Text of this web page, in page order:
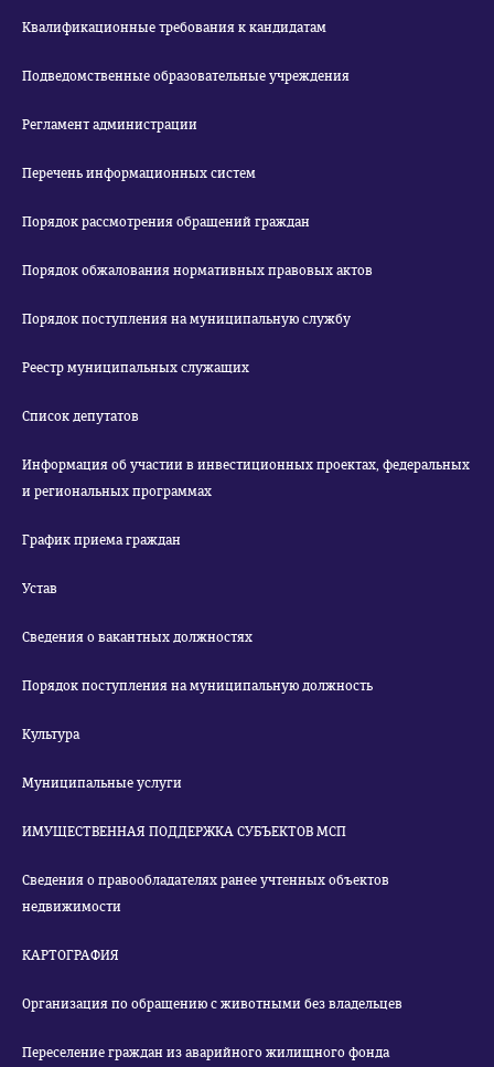
Квалификационные требования к кандидатам
Подведомственные образовательные учреждения
Регламент администрации
Перечень информационных систем
Порядок рассмотрения обращений граждан
Порядок обжалования нормативных правовых актов
Порядок поступления на муниципальную службу
Реестр муниципальных служащих
Список депутатов
Информация об участии в инвестиционных проектах, федеральных
и региональных программах
График приема граждан
Устав
Сведения о вакантных должностях
Порядок поступления на муниципальную должность
Культура
Муниципальные услуги
ИМУЩЕСТВЕННАЯ ПОДДЕРЖКА СУБЪЕКТОВ МСП
Сведения о правообладателях ранее учтенных объектов
недвижимости
КАРТОГРАФИЯ
Организация по обращению с животными без владельцев
Переселение граждан из аварийного жилищного фонда